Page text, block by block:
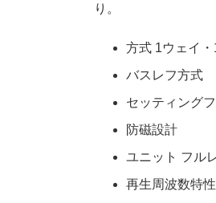
り。
方式 1ウェイ
バスレフ方式
セッティング
防磁設計
ユニット フル
再生周波数特